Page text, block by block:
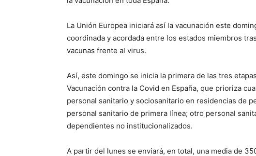
La Unión Europea iniciará así la vacunación este
coordinada y acordada entre los estados miembros
vacunas frente al virus.
Así, este domingo se inicia la primera de las tres
Vacunación contra la Covid en España, que prioriza
personal sanitario y sociosanitario en residencias de
personal sanitario de primera línea; otro personal
dependientes no institucionalizados.
A partir del lunes se enviará, en total, una media de